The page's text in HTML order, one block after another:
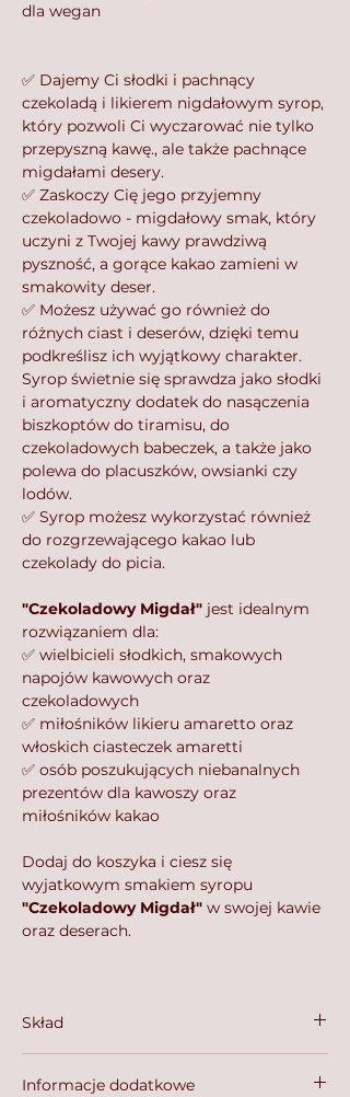
dla wegan
✅ Dajemy Ci słodki i pachnący
czekoladą i likierem nigdałowym syrop,
który pozwoli Ci wyczarować nie tylko
przepyszną kawę.⁣, ale także pachnące
migdałami desery.
✅ Zaskoczy Cię jego przyjemny
czekoladowo - migdałowy smak, który
uczyni z Twojej kawy prawdziwą
pyszność, a gorące kakao zamieni w
smakowity deser.
✅ Możesz używać go również do
różnych ciast i deserów, dzięki temu
podkreślisz ich wyjątkowy charakter.⁣⁣
Syrop świetnie się sprawdza jako słodki
i aromatyczny dodatek do nasączenia
biszkoptów do tiramisu, do
czekoladowych babeczek, a także jako
polewa do placuszków, owsianki czy
lodów.
✅ Syrop możesz wykorzystać również
do rozgrzewającego kakao lub
czekolady do picia.⁣⁣
"Czekoladowy Migdał" jest idealnym
rozwiązaniem dla:⁣⁣
✅ wielbicieli słodkich, smakowych
napojów kawowych⁣⁣ oraz
czekoladowych
✅ miłośników likieru amaretto oraz
włoskich ciasteczek amaretti
✅ osób poszukujących niebanalnych
prezentów dla kawoszy⁣⁣ oraz
miłośników kakao
Dodaj do koszyka i ciesz się
wyjatkowym smakiem syropu
"Czekoladowy Migdał" w swojej kawie
oraz deserach.⁣⁣
Skład
naturalny czekoladowy, aromat
Informacje dodatkowe